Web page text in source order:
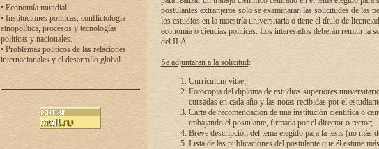
• Economía mundial
• Instituciones políticas, conflictología
etnopolítica, procesos y tecnologías
políticas y nacionales.
• Problemas políticos de las relaciones
internacionales y el desarrollo global
postulantes extranjeros solo se examinaran las solicitudes de las
los estudios en la maestría universitaria o tiene el título de
economía o ciencias políticas. Los interesados deberán remitir la
del ILA.
Se adjuntaran a la solicitud:
Curriculum vitae;
Fotocopia del diploma de estudios superiores
cursadas en cada año y las notas recibidas por el
Carta de recomendación de una institución científica o
trabajando el postulante, firmada por el director o rector;
Breve descripción del tema elegido para la tesis (no más
Lista de las publicaciones del postulante que él estime